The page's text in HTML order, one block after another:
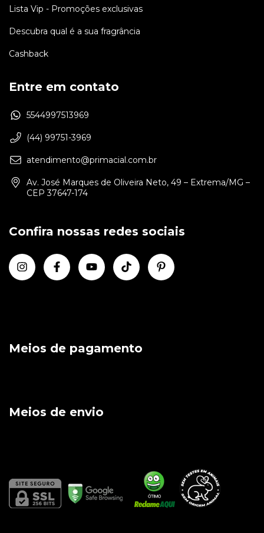
Lista Vip - Promoções exclusivas
Descubra qual é a sua fragrância
Cashback
Entre em contato
5544997513969
(44) 99751-3969
atendimento@primacial.com.br
Av. José Marques de Oliveira Neto, 49 – Extrema/MG –
CEP 37647-174
Confira nossas redes sociais
Meios de pagamento
Meios de envio